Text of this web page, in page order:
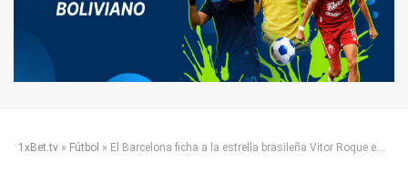
1xBet.tv » Fútbol » El Barcelona ficha a la estrella brasileña Vitor Roque en un traspaso de 40 millones de euros